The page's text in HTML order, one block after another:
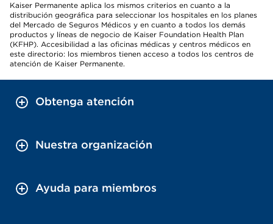
Kaiser Permanente aplica los mismos criterios en cuanto a la
distribución geográfica para seleccionar los hospitales en los planes
del Mercado de Seguros Médicos y en cuanto a todos los demás
productos y líneas de negocio de Kaiser Foundation Health Plan
(KFHP). Accesibilidad a las oficinas médicas y centros médicos en
este directorio: los miembros tienen acceso a todos los centros de
atención de Kaiser Permanente.
Obtenga atención
Nuestra organización
Ayuda para miembros